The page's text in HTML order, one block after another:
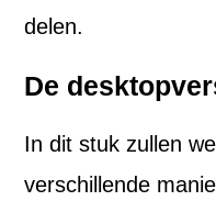
delen.
De
In dit stuk zullen
verschillende